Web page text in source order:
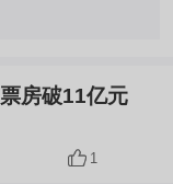
房破11亿元
1